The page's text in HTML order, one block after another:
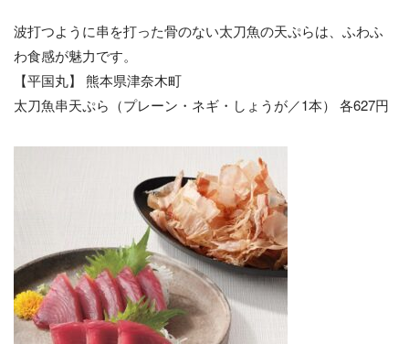
波打つように串を打った骨のない太刀魚の天ぷらは、ふわふ
わ食感が魅力です。
【平国丸】 熊本県津奈木町
太刀魚串天ぷら（プレーン・ネギ・しょうが／1本） 各627円